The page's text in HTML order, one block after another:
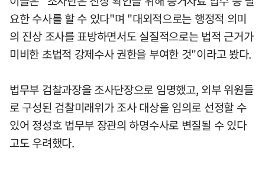
요한 수사를 할 수 있다"며 "대외적으로는 행정적 의미
의 진상 조사를 표방하면서도 실질적으로는 법적 근거가
미비한 초법적 강제수사 권한을 부여한 것"이라고 봤다.
법무부 검찰과장을 조사단장으로 임명했고, 외부 위원들
로 구성된 검찰미래위가 조사 대상을 임의로 선정할 수
있어 정성호 법무부 장관의 하명수사로 변질될 수 있다
고도 우려했다.